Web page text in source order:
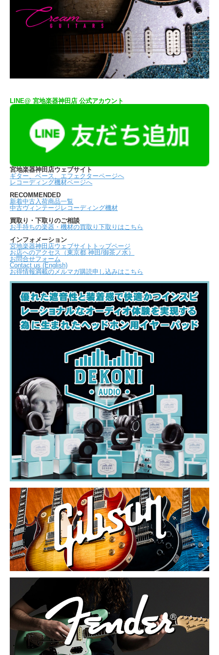
LINE@ 宮地楽器神田店 公式アカウント
宮地楽器神田店ウェブサイト
ギター、ベース、エフェクターページへ
レコーディング機材ページへ
RECOMMENDED
新着中古入荷商品一覧
中古ヴィンテージレコーディング機材
買取り・下取りのご相談
お手持ちの楽器・機材の買取り下取りはこちら
インフォメーション
宮地楽器神田店ウェブサイトトップページ
お店へのアクセス（東京都 神田/御茶ノ水）
お問合せフォーム
Contact us (English)
お得情報満載のメルマガ購読申し込みはこちら